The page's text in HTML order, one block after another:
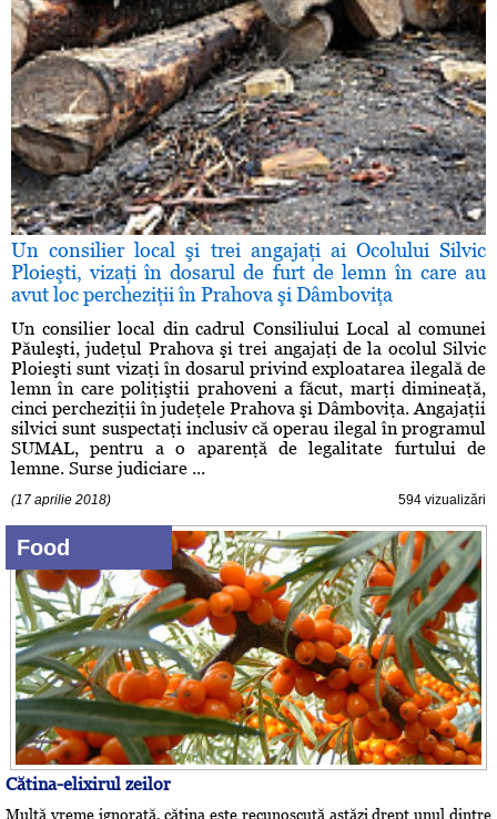
Un consilier local şi trei angajaţi ai Ocolului Silvic
Ploieşti, vizaţi în dosarul de furt de lemn în care au
avut loc percheziţii în Prahova şi Dâmboviţa
Un consilier local din cadrul Consiliului Local al comunei
Păuleşti, judeţul Prahova şi trei angajaţi de la ocolul Silvic
Ploieşti sunt vizaţi în dosarul privind exploatarea ilegală de
lemn în care poliţiştii prahoveni a făcut, marţi dimineaţă,
cinci percheziţii în judeţele Prahova şi Dâmboviţa. Angajaţii
silvici sunt suspectaţi inclusiv că operau ilegal în programul
SUMAL, pentru a o aparenţă de legalitate furtului de
lemne. Surse judiciare ...
(17 aprilie 2018) 594 vizualizări
Food
Cătina-elixirul zeilor
Multă vreme ignorată, cătina este recunoscută astăzi drept unul dintre